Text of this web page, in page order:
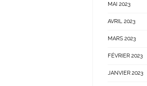
MAI 2023
AVRIL 2023
MARS 2023
FÉVRIER 2023
JANVIER 2023